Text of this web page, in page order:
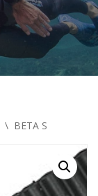
\ BETA S